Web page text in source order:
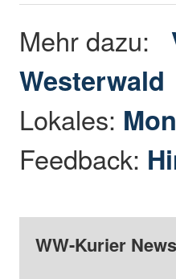
Mehr dazu:
Westerwald
Lokales:
Feedback:
WW-Kurier